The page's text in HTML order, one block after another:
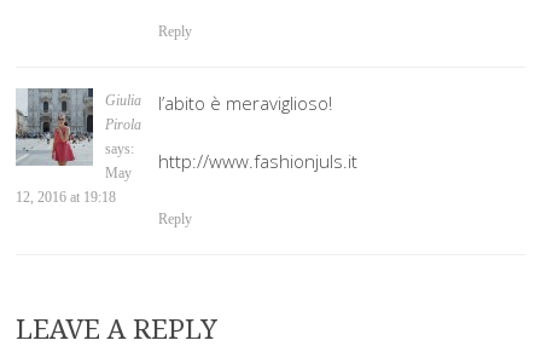
Reply
Giulia
Pirola
says:
May
12, 2016 at 19:18
l’abito è meraviglioso!
http://www.fashionjuls.it
Reply
LEAVE A REPLY